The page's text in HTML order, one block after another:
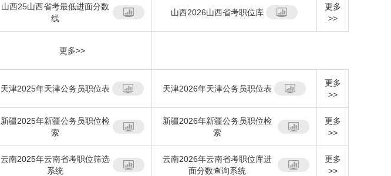
山西25山西省考最低进面分数
线
山西2026山西省考职位库
更多
>>
更多>>
天津2025年天津公务员职位表 天津2026年天津公务员职位表
更多
>>
新疆2025年新疆公务员职位检
索
新疆2026年新疆公务员职位检
索
更多
>>
云南2025年云南省考职位筛选
系统
云南2026年云南省考职位库进
面分数查询系统
更多
>>